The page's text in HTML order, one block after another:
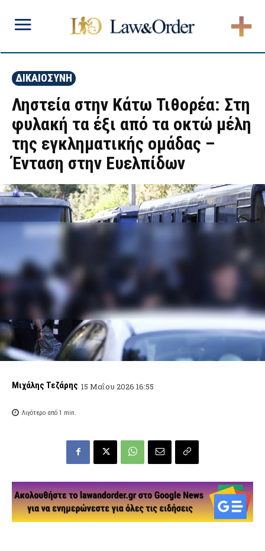
ΔΙΚΑΙΟΣΥΝΗ
Ληστεία στην Κάτω Τιθορέα: Στη
φυλακή τα έξι από τα οκτώ μέλη
της εγκληματικής ομάδας –
Ένταση στην Ευελπίδων
Μιχάλης Τεζάρης 15 Μαΐου 2026 16:55
Λιγότερο από 1 min.